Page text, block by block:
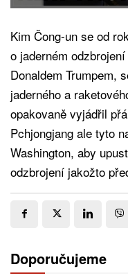
Kim Čong-un se od
o jaderném
Donaldem Trumpem,
jaderného a
opakovaně vyjádřil
Pchjongjang ale tyto
Washington, aby
odzbrojení jakožto
Doporučujeme